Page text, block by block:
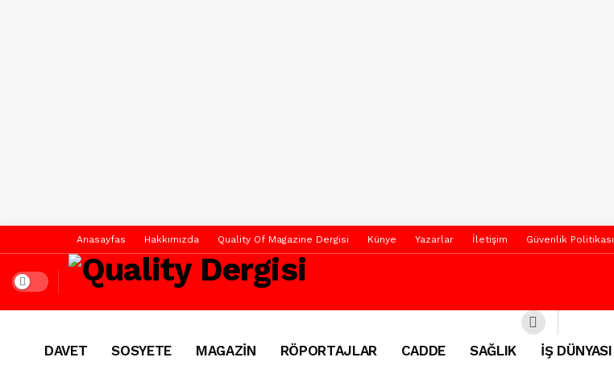
Anasayfas Hakkımızda Quality Of Magazine Dergisi Künye Yazarlar İletişim Güvenlik Politikası
Dark mode
DAVET SOSYETE MAGAZİN RÖPORTAJLAR CADDE SAĞLIK İŞ DÜNYASI